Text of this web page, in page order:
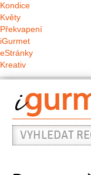
Kondice
Květy
Překvapení
iGurmet
eStránky
Kreativ
Vyhledat
recept